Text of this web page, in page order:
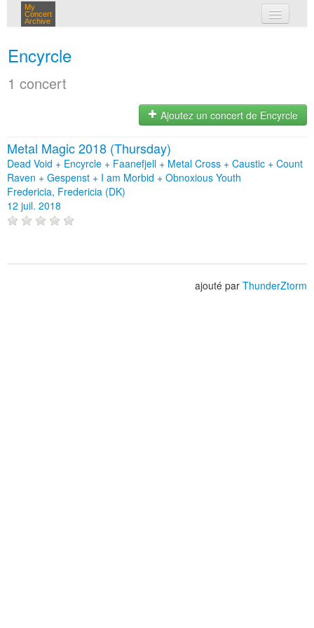
My
Concert
Archive
Encyrcle
1 concert
Ajoutez un concert de Encyrcle
Metal Magic 2018 (Thursday)
Dead Void + Encyrcle + Faanefjell + Metal Cross + Caustic + Count
Raven + Gespenst + I am Morbid + Obnoxious Youth
Fredericia, Fredericia (DK)
12 juil. 2018
ajouté par ThunderZtorm